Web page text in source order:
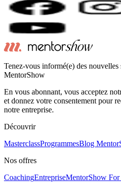
Tenez-vous informé(e) des
MentorShow
En vous abonnant, vous acceptez
et donnez votre consentement pour
notre entreprise.
Découvrir
MasterclassProgrammesBlog
Nos offres
CoachingEntrepriseMentorShow For